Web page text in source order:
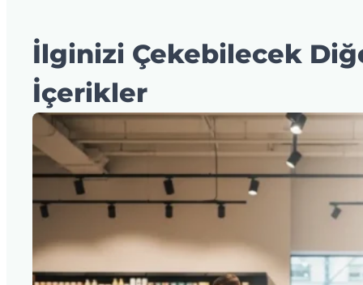
İlginizi Çekebilecek
İçerikler